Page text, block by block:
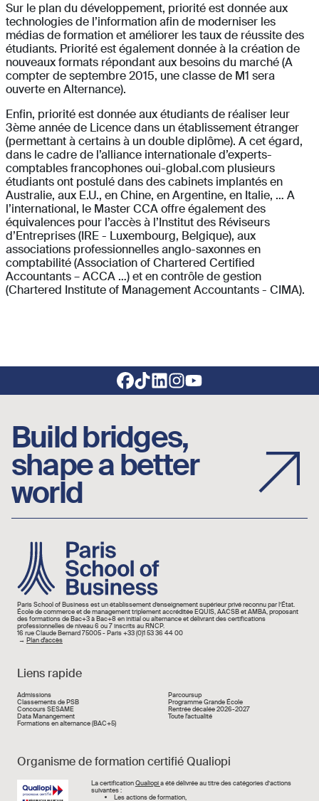
Sur le plan du développement, priorité est donnée aux
technologies de l’information afin de moderniser les
médias de formation et améliorer les taux de réussite des
étudiants. Priorité est également donnée à la création de
nouveaux formats répondant aux besoins du marché (A
compter de septembre 2015, une classe de M1 sera
ouverte en Alternance).
Enfin, priorité est donnée aux étudiants de réaliser leur
3ème année de Licence dans un établissement étranger
(permettant à certains à un double diplôme). A cet égard,
dans le cadre de l’alliance internationale d’experts-
comptables francophones oui-global.com plusieurs
étudiants ont postulé dans des cabinets implantés en
Australie, aux E.U., en Chine, en Argentine, en Italie, … A
l’international, le Master CCA offre également des
équivalences pour l’accès à l’Institut des Réviseurs
d’Entreprises (IRE - Luxembourg, Belgique), aux
associations professionnelles anglo-saxonnes en
comptabilité (Association of Chartered Certified
Accountants – ACCA …) et en contrôle de gestion
(Chartered Institute of Management Accountants - CIMA).
Footer social links
Build bridges,
shape a better
world
Image
Paris School of Business est un établissement d’enseignement supérieur privé reconnu par l’État.
École de commerce et de management triplement accréditée EQUIS, AACSB et AMBA, proposant
des formations de Bac+3 à Bac+8 en initial ou alternance et délivrant des certifications
professionnelles de niveau 6 ou 7 inscrits au RNCP.
16 rue Claude Bernard 75005 - Paris +33 (0)1 53 36 44 00
→ Plan d'accès
Liens rapide
Liens rapide
Admissions
Classements de PSB
Concours SESAME
Data Manangement
Formations en alternance (BAC+5)
Parcoursup
Programme Grande École
Rentrée décalée 2026-2027
Toute l'actualité
Organisme de formation certifié Qualiopi
Image La certificationQualiopia été délivrée au titre des catégories d’actions
suivantes :
Les actions de formation,